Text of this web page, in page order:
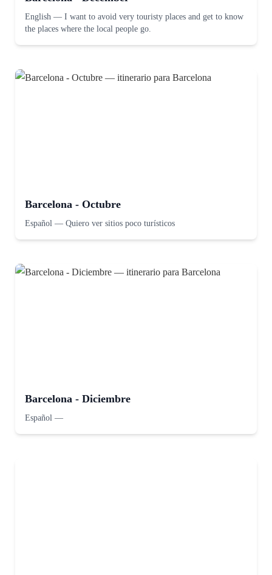
English — I want to avoid very touristy places and get to know
the places where the local people go.
Barcelona - Octubre
Español — Quiero ver sitios poco turísticos
Barcelona - Diciembre
Español —